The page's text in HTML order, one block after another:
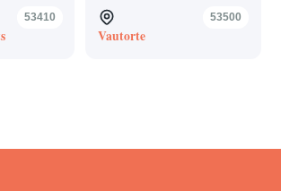
53410 53500
Vautorte